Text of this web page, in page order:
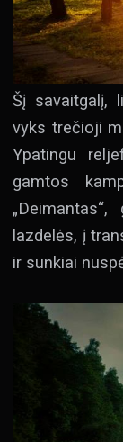
Šį savaitgalį,
vyks trečioji
Ypatingu
gamtos
lazdelės, į
ir sunkiai